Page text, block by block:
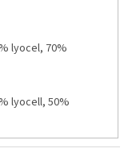
lyocel, 70%
lyocell, 50%